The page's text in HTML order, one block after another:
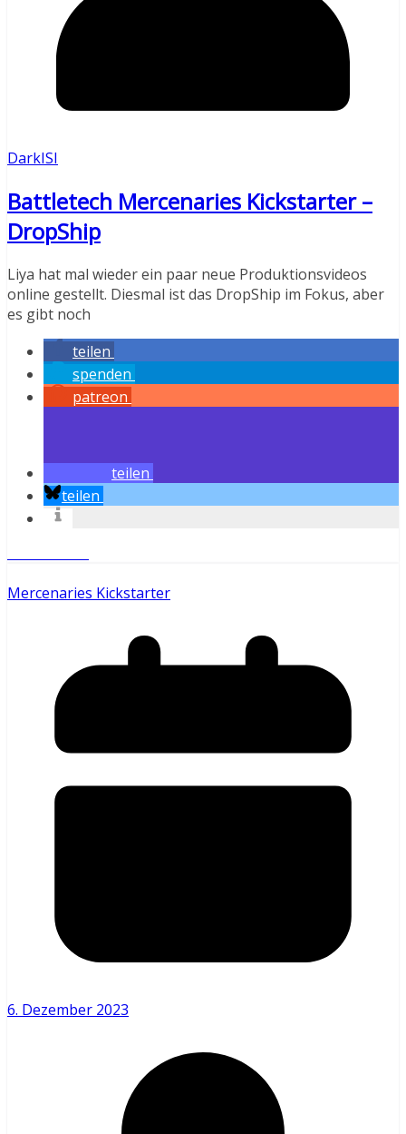
DarkISI
Battletech Mercenaries Kickstarter –
DropShip
Liya hat mal wieder ein paar neue Produktionsvideos
online gestellt. Diesmal ist das DropShip im Fokus, aber
es gibt noch
teilen
spenden
patreon
teilen
teilen
Mercenaries Kickstarter
6. Dezember 2023